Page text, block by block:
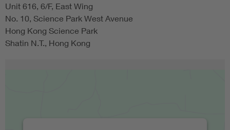
Unit 616, 6/F, East Wing
No. 10, Science Park West Avenue
Hong Kong Science Park
Shatin N.T., Hong Kong